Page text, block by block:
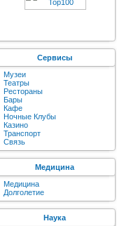
Сервисы
Музеи
Театры
Рестораны
Бары
Кафе
Ночные Клубы
Казино
Транспорт
Связь
Медицина
Медицина
Долголетие
Наука